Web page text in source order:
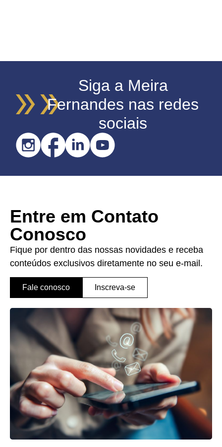
Siga a Meira
Fernandes nas redes
sociais
Entre em Contato
Conosco
Fique por dentro das nossas novidades e receba
conteúdos exclusivos diretamente no seu e-mail.
Fale conosco Inscreva-se